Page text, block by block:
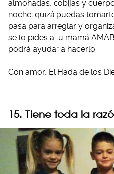
almohadas, cobijas y
noche; quizá puedas
pasa para arreglar y
se lo pides a tu mamá
podrá ayudar a hacerlo.
Con amor, El Hada de los
15. Tiene toda la